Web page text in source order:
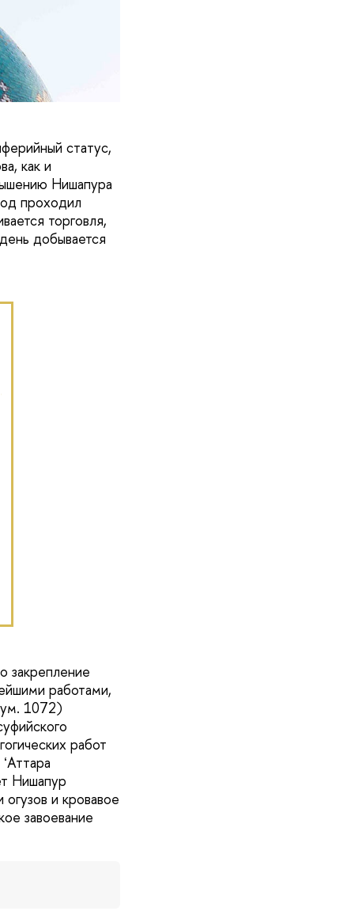
статус,
как и
Нишапура
проходил
торговля,
добывается
закрепление
работами,
1072)
работ
Нишапур
и кровавое
завоевание